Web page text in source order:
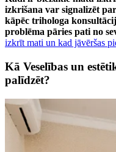
izkrišana var signalizēt
kāpēc trihologa
problēma pāries pati no
izkrīt mati un kad jāvēršas
Kā Veselības un
palīdzēt?